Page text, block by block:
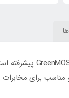
برای مخابرات